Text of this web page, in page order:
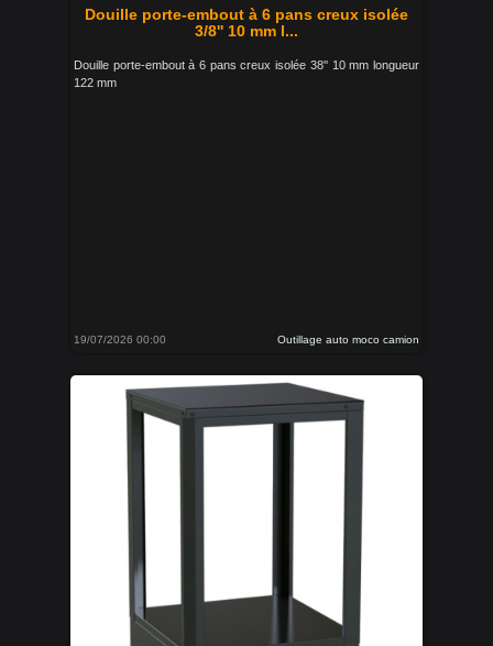
Douille porte-embout à 6 pans creux isolée
3/8'' 10 mm l...
Douille porte-embout à 6 pans creux isolée 38'' 10 mm longueur
122 mm
19/07/2026 00:00 Outillage auto moco camion